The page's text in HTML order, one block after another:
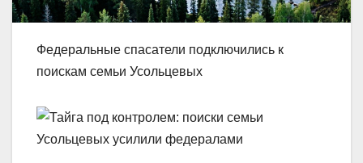
Федеральные спасатели подключились к
поискам семьи Усольцевых